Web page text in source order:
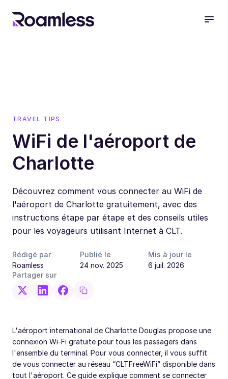
TRAVEL TIPS
WiFi de l'aéroport de
Charlotte
Découvrez comment vous connecter au WiFi de
l'aéroport de Charlotte gratuitement, avec des
instructions étape par étape et des conseils utiles
pour les voyageurs utilisant Internet à CLT.
Rédigé par
Roamless
Publié le
24 nov. 2025
Mis à jour le
6 juil. 2026
Partager sur
L'aéroport international de Charlotte Douglas propose une
connexion Wi-Fi gratuite pour tous les passagers dans
l'ensemble du terminal. Pour vous connecter, il vous suffit
de vous connecter au réseau “CLTFreeWiFi” disponible dans
tout l'aéroport. Ce guide explique comment se connecter